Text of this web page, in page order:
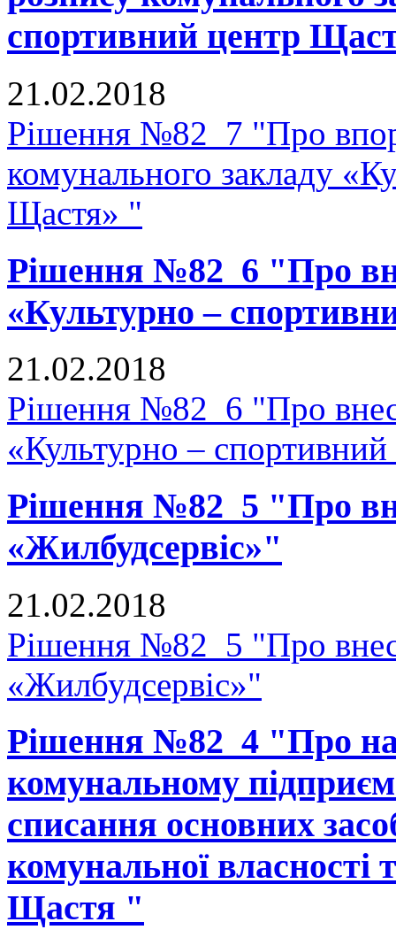
спортивний центр
21.02.2018
Рішення №82_7 "Про
комунального закладу
Щастя» "
Рішення №82_6 "Про
«Культурно –
21.02.2018
Рішення №82_6 "Про
«Культурно –
Рішення №82_5 "Про
«Жилбудсервіс»"
21.02.2018
Рішення №82_5 "Про
«Жилбудсервіс»"
Рішення №82_4 "Про
комунальному
списання основних
комунальної власності
Щастя "